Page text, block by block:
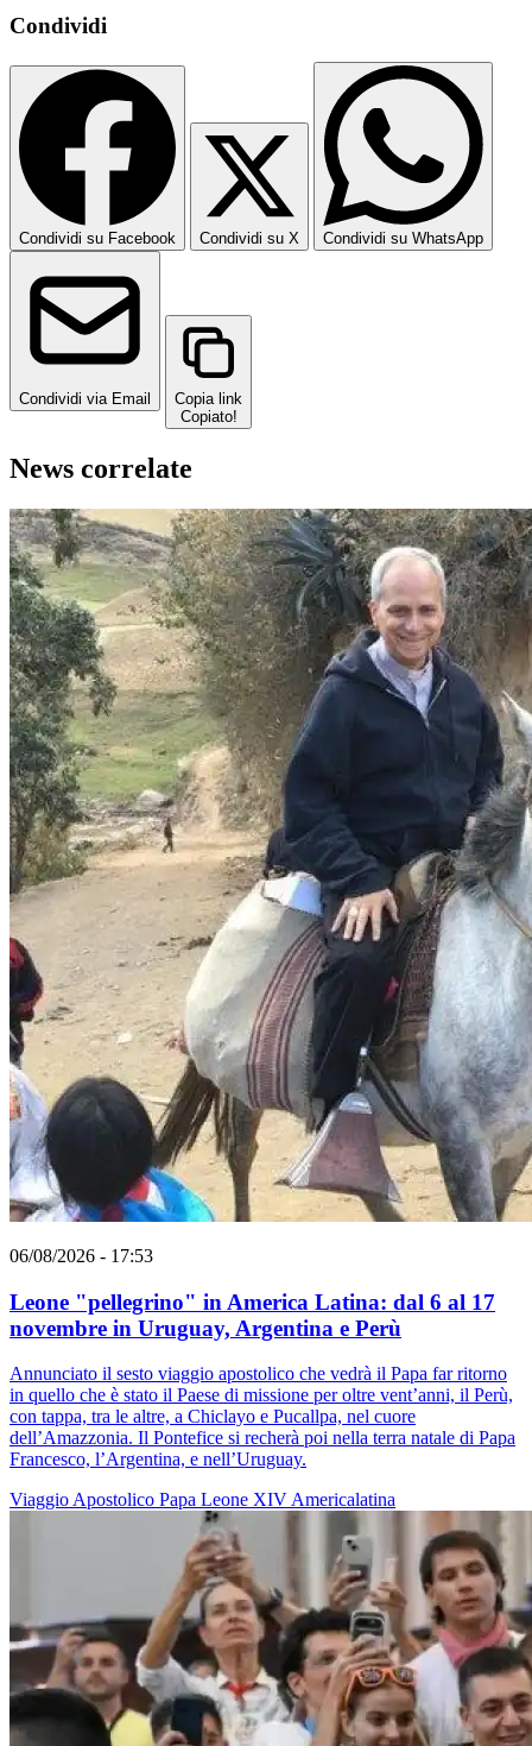
Condividi
Condividi su Facebook Condividi su X Condividi su WhatsApp
Condividi via Email
Copia link
Copiato!
News correlate
06/08/2026 - 17:53
Leone "pellegrino" in America Latina: dal 6 al 17
novembre in Uruguay, Argentina e Perù
Annunciato il sesto viaggio apostolico che vedrà il Papa far ritorno
in quello che è stato il Paese di missione per oltre vent’anni, il Perù,
con tappa, tra le altre, a Chiclayo e Pucallpa, nel cuore
dell’Amazzonia. Il Pontefice si recherà poi nella terra natale di Papa
Francesco, l’Argentina, e nell’Uruguay.
Viaggio Apostolico Papa Leone XIV Americalatina